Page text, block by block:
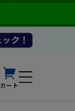
カート